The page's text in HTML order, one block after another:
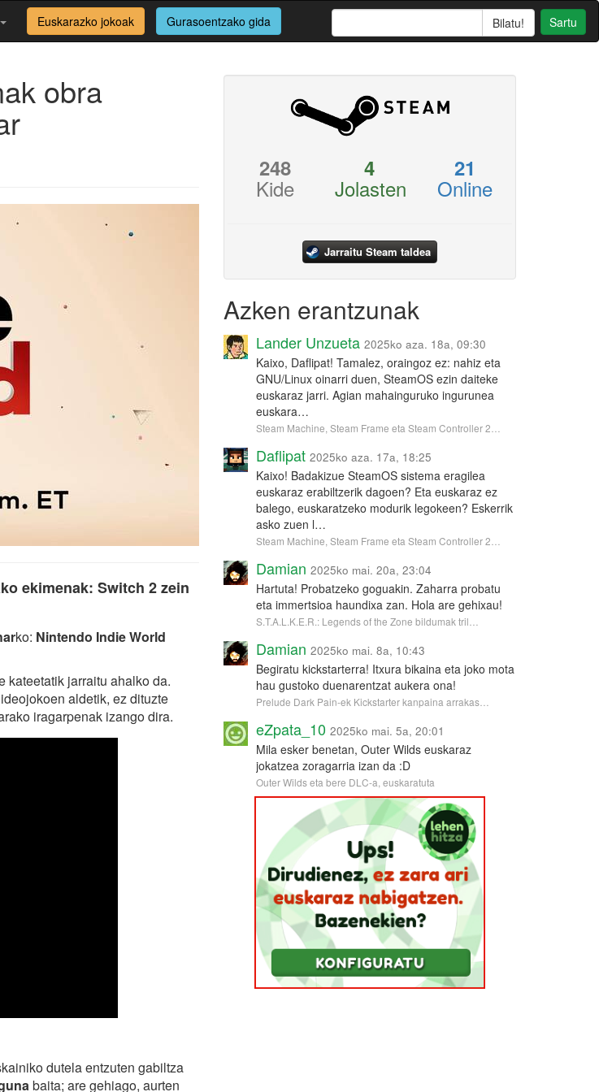
Euskarazko jokoak Gurasoentzako gida Sartu
obra
ekimenak: Switch 2 zein
ko: Nintendo Indie World
kateetatik jarraitu ahalko da.
aldetik, ez dituzte
iragarpenak izango dira.
dutela entzuten gabiltza
baita; are gehiago, aurten
248
Kide
4
Jolasten
21
Online
Jarraitu Steam taldea
Azken erantzunak
Lander Unzueta 2025ko aza. 18a, 09:30
Kaixo, Daflipat! Tamalez, oraingoz ez: nahiz eta
GNU/Linux oinarri duen, SteamOS ezin daiteke
euskaraz jarri. Agian mahainguruko ingurunea
euskara…
Steam Machine, Steam Frame eta Steam Controller 2…
Daflipat 2025ko aza. 17a, 18:25
Kaixo! Badakizue SteamOS sistema eragilea
euskaraz erabiltzerik dagoen? Eta euskaraz ez
balego, euskaratzeko modurik legokeen? Eskerrik
asko zuen l…
Steam Machine, Steam Frame eta Steam Controller 2…
Damian 2025ko mai. 20a, 23:04
Hartuta! Probatzeko goguakin. Zaharra probatu
eta immertsioa haundixa zan. Hola are gehixau!
S.T.A.L.K.E.R.: Legends of the Zone bildumak tril…
Damian 2025ko mai. 8a, 10:43
Begiratu kickstarterra! Itxura bikaina eta joko mota
hau gustoko duenarentzat aukera ona!
Prelude Dark Pain-ek Kickstarter kanpaina arrakas…
eZpata_10 2025ko mai. 5a, 20:01
Mila esker benetan, Outer Wilds euskaraz
jokatzea zoragarria izan da :D
Outer Wilds eta bere DLC-a, euskaratuta